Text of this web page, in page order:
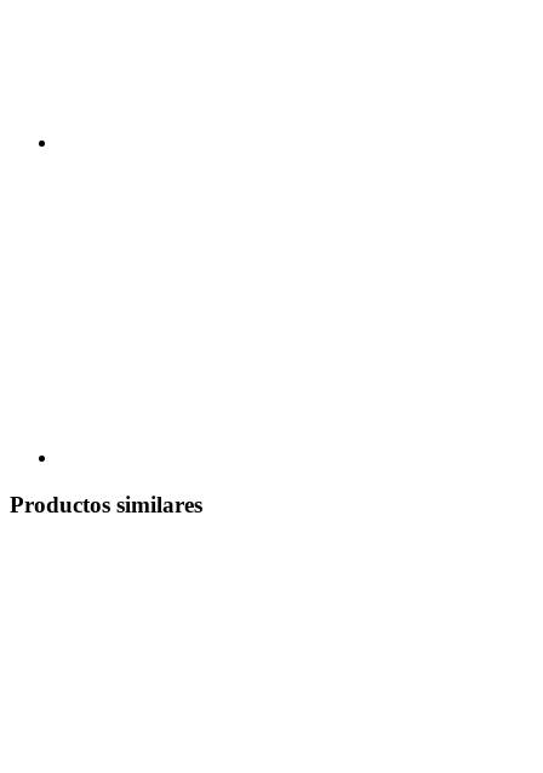
Productos similares